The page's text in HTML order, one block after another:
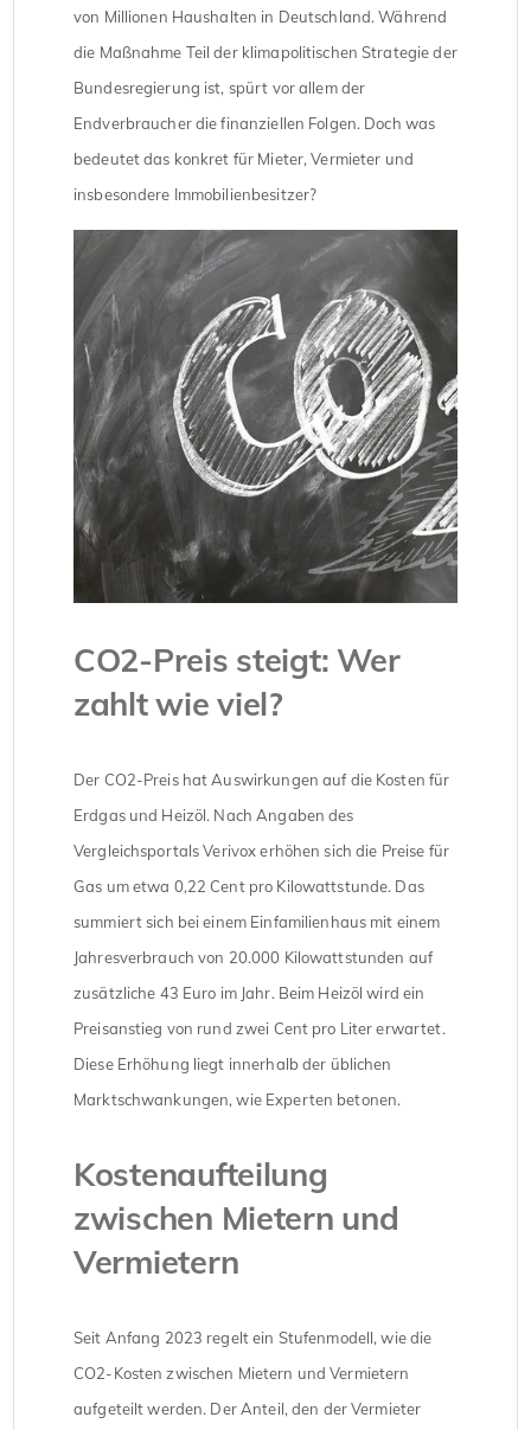
von Millionen Haushalten in Deutschland. Während
die Maßnahme Teil der klimapolitischen Strategie der
Bundesregierung ist, spürt vor allem der
Endverbraucher die finanziellen Folgen. Doch was
bedeutet das konkret für Mieter, Vermieter und
insbesondere Immobilienbesitzer?
CO2-Preis steigt: Wer
zahlt wie viel?
Der CO2-Preis hat Auswirkungen auf die Kosten für
Erdgas und Heizöl. Nach Angaben des
Vergleichsportals Verivox erhöhen sich die Preise für
Gas um etwa 0,22 Cent pro Kilowattstunde. Das
summiert sich bei einem Einfamilienhaus mit einem
Jahresverbrauch von 20.000 Kilowattstunden auf
zusätzliche 43 Euro im Jahr. Beim Heizöl wird ein
Preisanstieg von rund zwei Cent pro Liter erwartet.
Diese Erhöhung liegt innerhalb der üblichen
Marktschwankungen, wie Experten betonen.
Kostenaufteilung
zwischen Mietern und
Vermietern
Seit Anfang 2023 regelt ein Stufenmodell, wie die
CO2-Kosten zwischen Mietern und Vermietern
aufgeteilt werden. Der Anteil, den der Vermieter